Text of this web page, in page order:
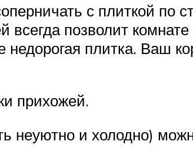
с плиткой по
позволит
плитка. Ваш
прихожей.
неуютно и холодно)